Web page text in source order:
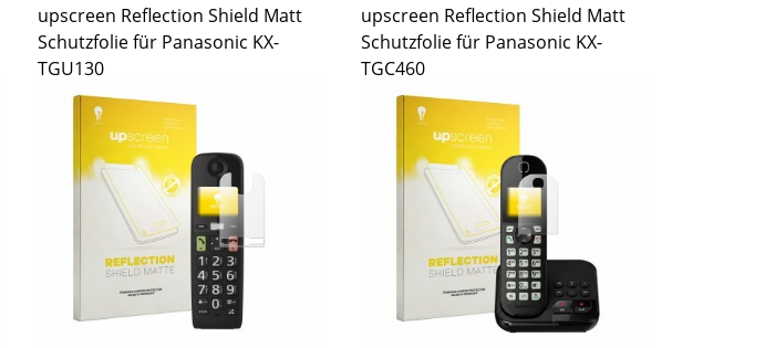
upscreen Reflection Shield Matt
Schutzfolie für Panasonic KX-
TGU130
upscreen Reflection Shield Matt
Schutzfolie für Panasonic KX-
TGC460